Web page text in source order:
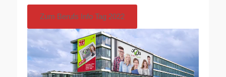
Zum Berufs Info Tag 2022